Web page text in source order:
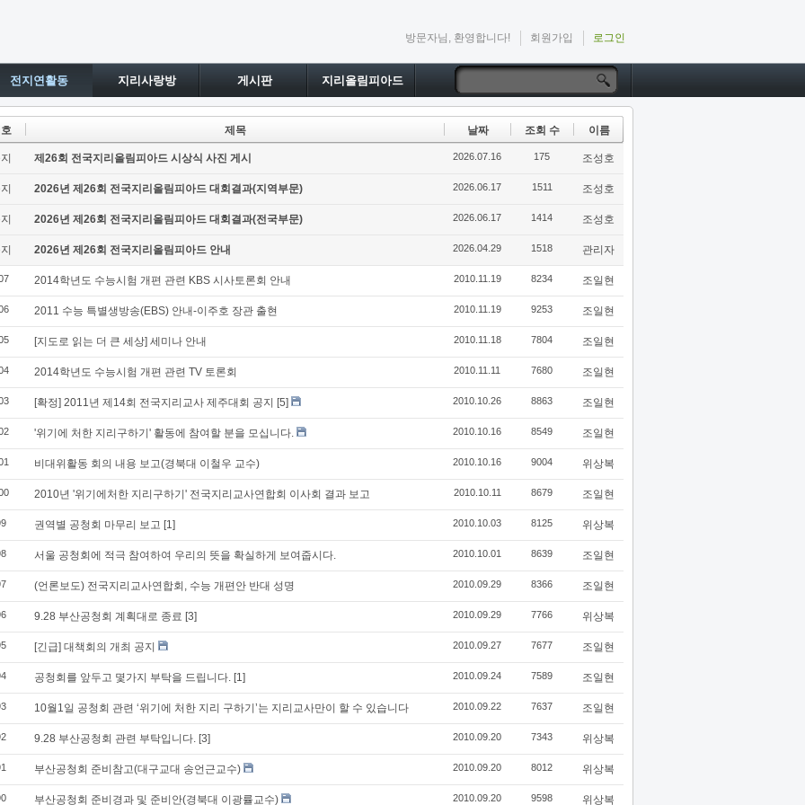
방문자님, 환영합니다! 회원가입 로그인
전지연활동 지리사랑방 게시판 지리올림피아드
제목 날짜 조회 수 이름
제26회 전국지리올림피아드 시상식 사진 게시 2026.07.16 175 조성호
2026년 제26회 전국지리올림피아드 대회결과(지역부문) 2026.06.17 1511 조성호
2026년 제26회 전국지리올림피아드 대회결과(전국부문) 2026.06.17 1414 조성호
2026년 제26회 전국지리올림피아드 안내 2026.04.29 1518 관리자
2014학년도 수능시험 개편 관련 KBS 시사토론회 안내 2010.11.19 8234 조일현
2011 수능 특별생방송(EBS) 안내-이주호 장관 출현 2010.11.19 9253 조일현
[지도로 읽는 더 큰 세상] 세미나 안내 2010.11.18 7804 조일현
2014학년도 수능시험 개편 관련 TV 토론회 2010.11.11 7680 조일현
[확정] 2011년 제14회 전국지리교사 제주대회 공지 [5] 2010.10.26 8863 조일현
'위기에 처한 지리구하기' 활동에 참여할 분을 모십니다. 2010.10.16 8549 조일현
비대위활동 회의 내용 보고(경북대 이철우 교수) 2010.10.16 9004 위상복
2010년 '위기에처한 지리구하기' 전국지리교사연합회 이사회 결과 보고 2010.10.11 8679 조일현
권역별 공청회 마무리 보고 [1] 2010.10.03 8125 위상복
서울 공청회에 적극 참여하여 우리의 뜻을 확실하게 보여줍시다. 2010.10.01 8639 조일현
(언론보도) 전국지리교사연합회, 수능 개편안 반대 성명 2010.09.29 8366 조일현
9.28 부산공청회 계획대로 종료 [3] 2010.09.29 7766 위상복
[긴급] 대책회의 개최 공지 2010.09.27 7677 조일현
공청회를 앞두고 몇가지 부탁을 드립니다. [1] 2010.09.24 7589 조일현
10월1일 공청회 관련 ‘위기에 처한 지리 구하기’는 지리교사만이 할 수 있습니다 2010.09.22 7637 조일현
9.28 부산공청회 관련 부탁입니다. [3] 2010.09.20 7343 위상복
부산공청회 준비참고(대구교대 송언근교수) 2010.09.20 8012 위상복
부산공청회 준비경과 및 준비안(경북대 이광률교수) 2010.09.20 9598 위상복